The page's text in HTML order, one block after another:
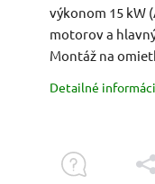
výkonom 15 kW
motorov a
Montáž na
Detailné